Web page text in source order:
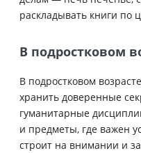
раскладывать книги по
В подростковом
В подростковом
хранить доверенные
гуманитарные
и предметы, где важен
строит на внимании и